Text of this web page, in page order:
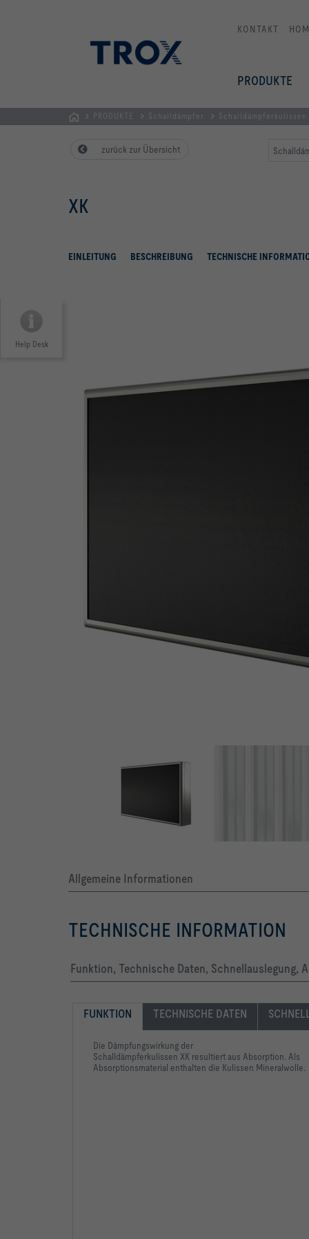
KONTAKT
PRODUKTE
PRODUKTE Schalldämpfer Schalldämpferkulissen
zurück zur Übersicht
XK
EINLEITUNG BESCHREIBUNG TECHNISCHE
Help Desk
Allgemeine Informationen
TECHNISCHE INFORMATION
Funktion, Technische Daten, Schnellauslegung,
FUNKTION TECHNISCHE DATEN
Die Dämpfungswirkung der
Schalldämpferkulissen XK resultiert aus Absorption. Als
Absorptionsmaterial enthalten die Kulissen Mineralwolle.